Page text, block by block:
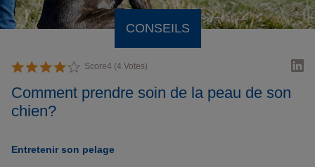
CONSEILS
Score4 (4 Votes)
Comment prendre soin de la peau de son
chien?
Entretenir son pelage